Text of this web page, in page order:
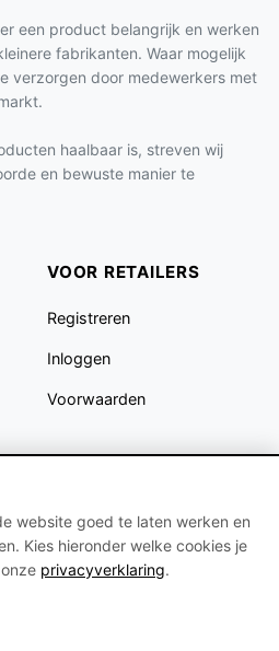
een product belangrijk en werken
fabrikanten. Waar mogelijk
verzorgen door medewerkers met
haalbaar is, streven wij
en bewuste manier te
VOOR RETAILERS
Registreren
Inloggen
Voorwaarden
website goed te laten werken en
Kies hieronder welke cookies je
privacyverklaring.